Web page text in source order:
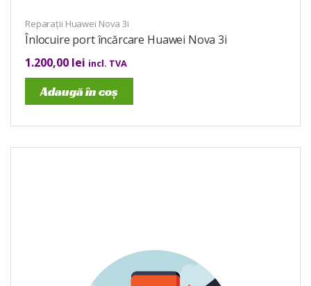
Reparații Huawei Nova 3i
Înlocuire port încărcare Huawei Nova 3i
1.200,00 lei incl. TVA
Adaugă în coș